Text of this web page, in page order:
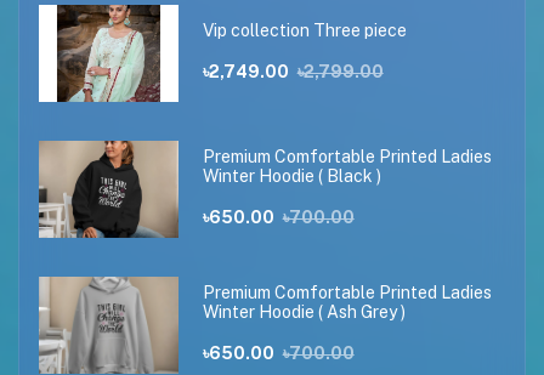
Vip collection Three piece
৳2,749.00 ৳2,799.00
Premium Comfortable Printed Ladies
Winter Hoodie ( Black )
৳650.00 ৳700.00
Premium Comfortable Printed Ladies
Winter Hoodie ( Ash Grey )
৳650.00 ৳700.00